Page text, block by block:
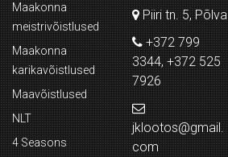
Maakonna
meistrivõistlused
Maakonna
karikavõistlused
Maavõistlused
NLT
4 Seasons
Piiri tn. 5, Põlva
+372 799
3344, +372 525
7926
jklootos@gmail.
com